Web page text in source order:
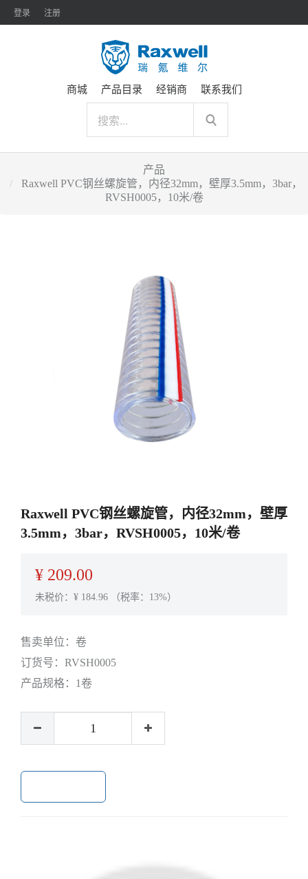
登录 注册
商城 产品目录 经销商 联系我们
产品
Raxwell PVC钢丝螺旋管，内径32mm，壁厚3.5mm，3bar，
RVSH0005，10米/卷
Raxwell PVC钢丝螺旋管，内径32mm，壁厚
3.5mm，3bar，RVSH0005，10米/卷
¥ 209.00
未税价：¥ 184.96 （税率：13%）
售卖单位： 卷
订货号： RVSH0005
产品规格： 1卷